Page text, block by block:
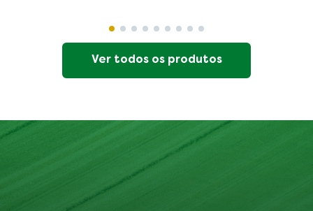
Ver todos os produtos